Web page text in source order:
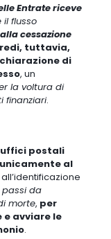
Entrate riceve
flusso
cessazione
tuttavia,
di
, un
la voltura di
finanziari.
uffici postali
al
passi da
morte, per
avviare le
.